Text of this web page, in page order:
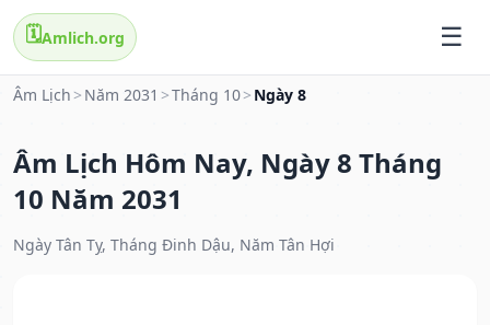
🗓️Amlich.org
Âm Lịch > Năm 2031 >Tháng 10> Ngày 8
Âm Lịch Hôm Nay, Ngày 8 Tháng
10 Năm 2031
Ngày Tân Tỵ, Tháng Đinh Dậu, Năm Tân Hợi